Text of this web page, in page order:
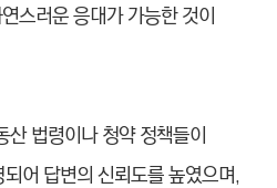
스러운 응대가 가능한 것이
법령이나 청약 정책들이
어 답변의 신뢰도를 높였으며,